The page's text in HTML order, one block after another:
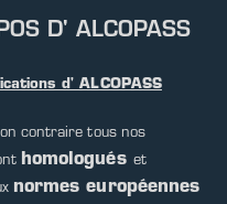
D' ALCOPASS
d' ALCOPASS
contraire tous nos
homologués et
normes européennes